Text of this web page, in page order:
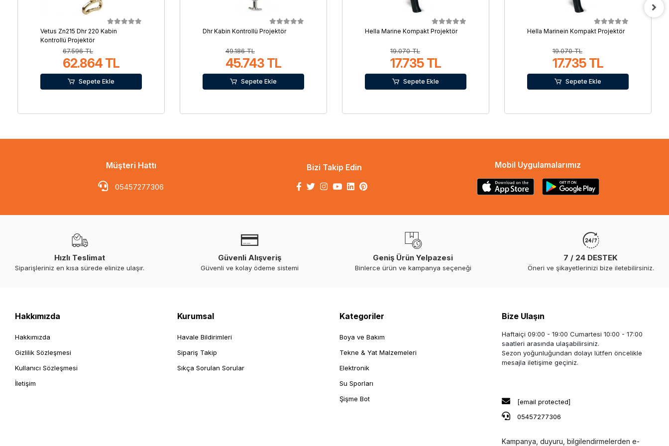
Vetus Zn215 Dhr 220 Kabin
Kontrollü Projektör
67.596 TL
62.864 TL
Sepete Ekle
Dhr Kabin Kontrollü Projektör
49.186 TL
45.743 TL
Sepete Ekle
Hella Marine Kompakt Projektör
19.070 TL
17.735 TL
Sepete Ekle
Hella Marinein Kompakt Projektör
19.070 TL
17.735 TL
Sepete Ekle
Müşteri Hattı
05457277306
Bizi Takip Edin Mobil Uygulamalarımız
Hızlı Teslimat
Siparişleriniz en kısa sürede elinize ulaşır.
Güvenli Alışveriş
Güvenli ve kolay ödeme sistemi
Geniş Ürün Yelpazesi
Binlerce ürün ve kampanya seçeneği
7 / 24 DESTEK
Öneri ve şikayetlerinizi bize iletebilirsiniz.
Hakkımızda
Hakkımızda
Gizlilik Sözleşmesi
Kullanıcı Sözleşmesi
İletişim
Kurumsal
Havale Bildirimleri
Sipariş Takip
Sıkça Sorulan Sorular
Kategoriler
Boya ve Bakım
Tekne & Yat Malzemeleri
Elektronik
Su Sporları
Şişme Bot
Bize Ulaşın
Haftaiçi 09:00 - 19:00 Cumartesi 10:00 - 17:00
saatleri arasında ulaşabilirsiniz.
Sezon yoğunluğundan dolayı lütfen öncelikle
mesajla iletişime geçiniz.
[email protected]
05457277306
Kampanya, duyuru, bilgilendirmelerden e-